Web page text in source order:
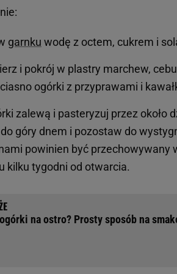
garnku wodę z octem, cukrem i
i pokrój w plastry marchew,
ogórki z przyprawami i
zalewą i pasteryzuj przez około
góry dnem i pozostaw do
powinien być przechowywany
kilku tygodni od otwarcia.
na ostro? Prosty sposób na